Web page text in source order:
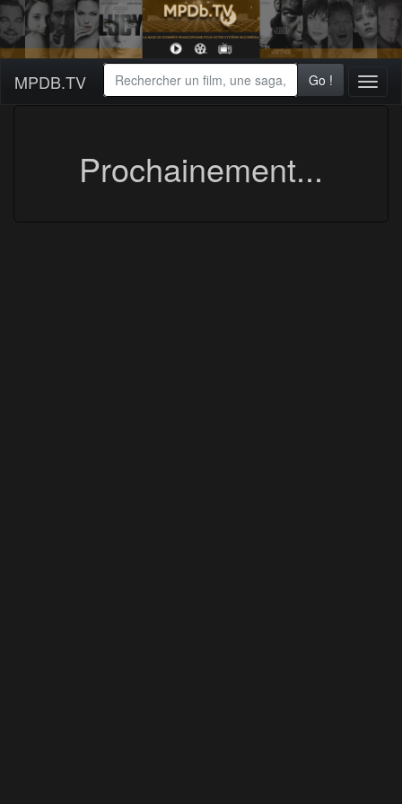
MPDB.TV Go !
Prochainement...